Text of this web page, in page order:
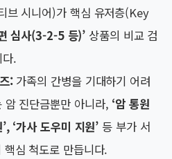
브 시니어)가 핵심 유저층(Key
심사(3-2-5 등)’ 상품의 비교 검
.
:가족의 간병을 기대하기 어려
진단금뿐만 아니라, ‘암 통원
‘가사 도우미 지원’ 등 부가 서
심 척도로 만듭니다.